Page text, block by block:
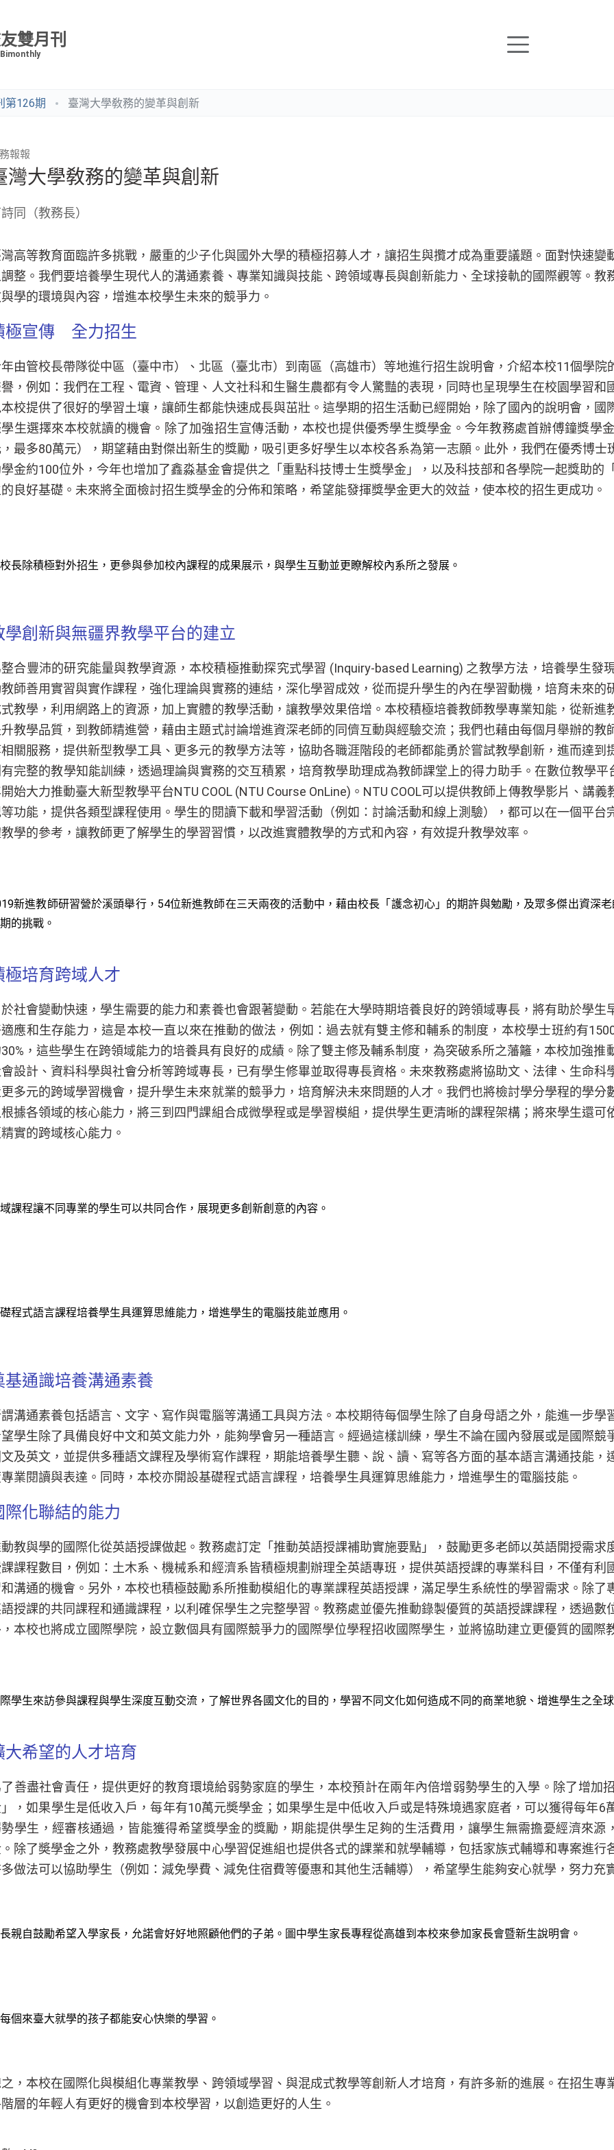
雙月刊
第126期 臺灣大學敎務的變革與創新
報報
灣大學敎務的變革與創新
同（教務長）
高等教育面臨許多挑戰，嚴重的少子化與國外大學的積極招募人才，讓招生與攬才成為重要議題。面對快速
整。我們要培養學生現代人的溝通素養、專業知識與技能、跨領域專長與創新能力、全球接軌的國際觀等。
學的環境與內容，增進本校學生未來的競爭力。
極宣傳 全力招生
由管校長帶隊從中區（臺中市）、北區（臺北市）到南區（高雄市）等地進行招生說明會，介紹本校11個學
，例如：我們在工程、電資、管理、人文社科和生醫生農都有令人驚豔的表現，同時也呈現學生在校園學習
校提供了很好的學習土壤，讓師生都能快速成長與茁壯。這學期的招生活動已經開始，除了國內的說明會，
生選擇來本校就讀的機會。除了加強招生宣傳活動，本校也提供優秀學生獎學金。今年教務處首辦傅鐘獎學
最多80萬元），期望藉由對傑出新生的獎勵，吸引更多好學生以本校各系為第一志願。此外，我們在優秀博
金約100位外，今年也增加了鑫淼基金會提供之「重點科技博士生獎學金」，以及科技部和各學院一起獎助的
良好基礎。未來將全面檢討招生獎學金的分佈和策略，希望能發揮獎學金更大的效益，使本校的招生更成功。
長除積極對外招生，更參與參加校內課程的成果展示，與學生互動並更瞭解校內系所之發展。
學創新與無疆界教學平台的建立
合豐沛的研究能量與教學資源，本校積極推動探究式學習 (Inquiry-based Learning) 之教學方法，培養學生發
師善用實習與實作課程，強化理論與實務的連結，深化學習成效，從而提升學生的內在學習動機，培育未來
教學，利用網路上的資源，加上實體的教學活動，讓教學效果倍增。本校積極培養教師教學專業知能，從新
教學品質，到教師精進營，藉由主題式討論增進資深老師的同儕互動與經驗交流；我們也藉由每個月舉辦的
關服務，提供新型教學工具、更多元的教學方法等，協助各職涯階段的老師都能勇於嘗試教學創新，進而達
完整的教學知能訓練，透過理論與實務的交互積累，培育教學助理成為教師課堂上的得力助手。在數位教學
始大力推動臺大新型教學平台NTU COOL (NTU Course OnLine)。NTU COOL可以提供教師上傳教學影片、講
功能，提供各類型課程使用。學生的閱讀下載和學習活動（例如：討論活動和線上測驗），都可以在一個平
學的參考，讓教師更了解學生的學習習慣，以改進實體教學的方式和內容，有效提升教學效率。
新進教師研習營於溪頭舉行，54位新進教師在三天兩夜的活動中，藉由校長「護念初心」的期許與勉勵，及眾多傑出資深
的挑戰。
極培育跨域人才
社會變動快速，學生需要的能力和素養也會跟著變動。若能在大學時期培養良好的跨領域專長，將有助於學
應和生存能力，這是本校一直以來在推動的做法，例如：過去就有雙主修和輔系的制度，本校學士班約有
，這些學生在跨領域能力的培養具有良好的成績。除了雙主修及輔系制度，為突破系所之藩籬，本校加強
設計、資料科學與社會分析等跨域專長，已有學生修畢並取得專長資格。未來教務處將協助文、法律、生命
多元的跨域學習機會，提升學生未來就業的競爭力，培育解決未來問題的人才。我們也將檢討學分學程的學
據各領域的核心能力，將三到四門課組合成微學程或是學習模組，提供學生更清晰的課程架構；將來學生還
實的跨域核心能力。
課程讓不同專業的學生可以共同合作，展現更多創新創意的內容。
程式語言課程培養學生具運算思維能力，增進學生的電腦技能並應用。
基通識培養溝通素養
溝通素養包括語言、文字、寫作與電腦等溝通工具與方法。本校期待每個學生除了自身母語之外，能進一步
學生除了具備良好中文和英文能力外，能夠學會另一種語言。經過這樣訓練，學生不論在國內發展或是國際
及英文，並提供多種語文課程及學術寫作課程，期能培養學生聽、說、讀、寫等各方面的基本語言溝通技能
業閱讀與表達。同時，本校亦開設基礎程式語言課程，培養學生具運算思維能力，增進學生的電腦技能。
際化聯結的能力
教與學的國際化從英語授課做起。教務處訂定「推動英語授課補助實施要點」，鼓勵更多老師以英語開授需
課程數目，例如：土木系、機械系和經濟系皆積極規劃辦理全英語專班，提供英語授課的專業科目，不僅有
溝通的機會。另外，本校也積極鼓勵系所推動模組化的專業課程英語授課，滿足學生系統性的學習需求。除
授課的共同課程和通識課程，以利確保學生之完整學習。教務處並優先推動錄製優質的英語授課課程，透過
本校也將成立國際學院，設立數個具有國際競爭力的國際學位學程招收國際學生，並將協助建立更優質的國際
學生來訪參與課程與學生深度互動交流，了解世界各國文化的目的，學習不同文化如何造成不同的商業地貌、增進學生之全
大希望的人才培育
善盡社會責任，提供更好的教育環境給弱勢家庭的學生，本校預計在兩年內倍增弱勢學生的入學。除了增加
，如果學生是低收入戶，每年有10萬元奬學金；如果學生是中低收入戶或是特殊境遇家庭者，可以獲得每年
學生，經審核通過，皆能獲得希望獎學金的獎勵，期能提供學生足夠的生活費用，讓學生無需擔憂經濟來
除了奬學金之外，教務處教學發展中心學習促進組也提供各式的課業和就學輔導，包括家族式輔導和專案進
做法可以協助學生（例如：減免學費、減免住宿費等優惠和其他生活輔導），希望學生能夠安心就學，努力充
親自鼓勵希望入學家長，允諾會好好地照顧他們的子弟。圖中學生家長專程從高雄到本校來參加家長會暨新生說明會。
個來臺大就學的孩子都能安心快樂的學習。
，本校在國際化與模組化專業教學、跨領域學習、與混成式教學等創新人才培育，有許多新的進展。在招生
層的年輕人有更好的機會到本校學習，以創造更好的人生。